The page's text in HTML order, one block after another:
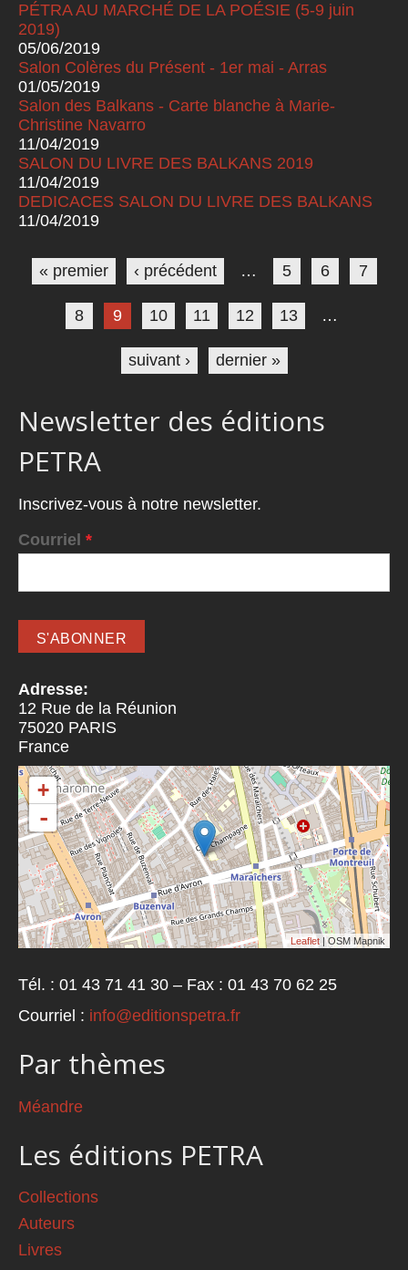
PÉTRA AU MARCHÉ DE LA POÉSIE (5-9 juin
2019)
05/06/2019
Salon Colères du Présent - 1er mai - Arras
01/05/2019
Salon des Balkans - Carte blanche à Marie-
Christine Navarro
11/04/2019
SALON DU LIVRE DES BALKANS 2019
11/04/2019
DEDICACES SALON DU LIVRE DES BALKANS
11/04/2019
Pages
« premier ‹ précédent … 5 6 7
8 9 10 11 12 13 …
suivant › dernier »
Newsletter des éditions
PETRA
Inscrivez-vous à notre newsletter.
Courriel *
Adresse:
12 Rue de la Réunion
75020 PARIS
France
+
-
Leaflet | OSM Mapnik
Tél. : 01 43 71 41 30 – Fax : 01 43 70 62 25
Courriel : info@editionspetra.fr
Par thèmes
Méandre
Les éditions PETRA
Collections
Auteurs
Livres